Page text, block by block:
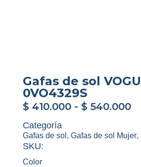
Gafas de sol
0VO4329S
$ 410.000 - $ 540.000
Categoría
Gafas de sol , Gafas de sol Mujer,
SKU:
Color